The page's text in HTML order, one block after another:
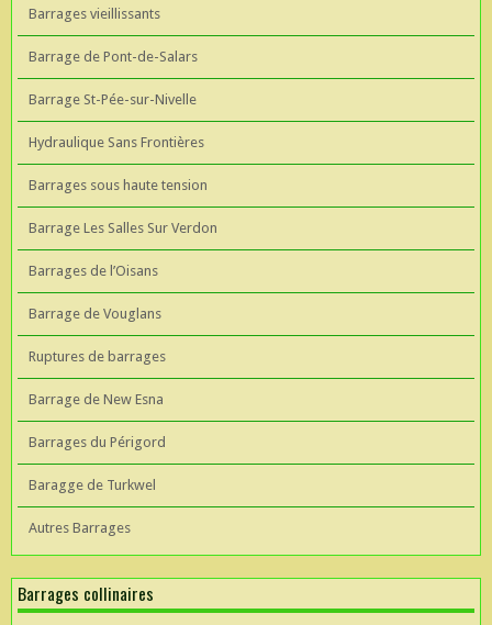
Barrages vieillissants
Barrage de Pont-de-Salars
Barrage St-Pée-sur-Nivelle
Hydraulique Sans Frontières
Barrages sous haute tension
Barrage Les Salles Sur Verdon
Barrages de l’Oisans
Barrage de Vouglans
Ruptures de barrages
Barrage de New Esna
Barrages du Périgord
Baragge de Turkwel
Autres Barrages
Barrages collinaires